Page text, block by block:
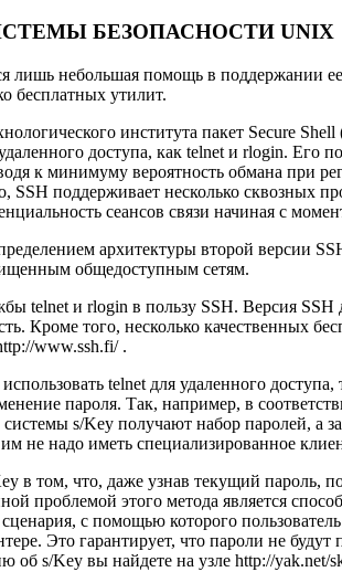
БЕЗОПАСНОСТИ UNIX
лишь небольшая помощь в поддержании
бесплатных утилит.
института пакет Secure
доступа, как telnet и rlogin. Его
к минимуму вероятность обмана при
поддерживает несколько сквозных
сеансов связи начиная с
архитектуры второй версии
общедоступным сетям.
telnet и rlogin в пользу SSH. Версия SSH
Кроме того, несколько качественных
www.ssh.fi/.
telnet для удаленного
пароля. Так, например, в
s/Key получают набор паролей, а
не надо иметь специализированное
в том, что, даже узнав текущий пароль,
проблемой этого метода является
с помощью которого
Это гарантирует, что пароли не
об s/Key вы найдете на узлеhttp://yak.net/